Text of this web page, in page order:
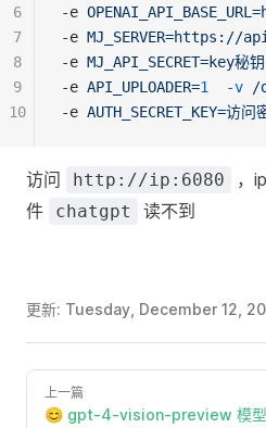
-e
-e MJ_SERVER=https://
-e MJ_API_SECRET=key秘钥
-e API_UPLOADER=1 -v
/
-e AUTH_SECRET_KEY=访问
6
7
8
9
10
访问 http://ip:6080
，
件
chatgpt 读不到
更新: Tuesday, December 12,
上一篇
😊 gpt-4-vision-preview 模型